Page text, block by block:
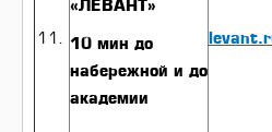
«ЛЕВАНТ»
10 мин до
набережной и до
академии